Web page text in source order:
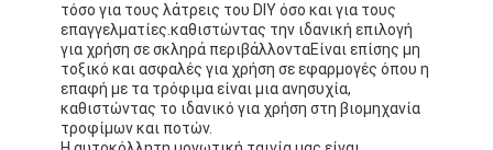
τόσο για τους λάτρεις του DIY όσο και για τους
επαγγελματίες.καθιστώντας την ιδανική επιλογή
για χρήση σε σκληρά περιβάλλονταΕίναι επίσης μη
τοξικό και ασφαλές για χρήση σε εφαρμογές όπου η
επαφή με τα τρόφιμα είναι μια ανησυχία,
καθιστώντας το ιδανικό για χρήση στη βιομηχανία
τροφίμων και ποτών.